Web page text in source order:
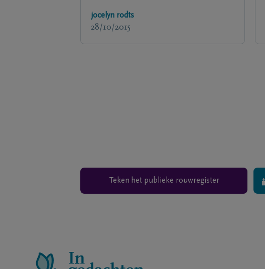
jocelyn rodts
28/10/2015
Teken het publieke rouwregister